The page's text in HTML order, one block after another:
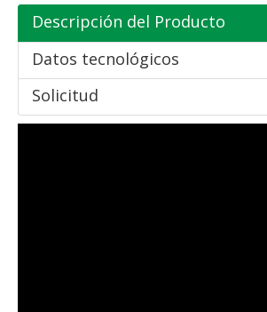
Descripción del Producto
Datos tecnológicos
Solicitud